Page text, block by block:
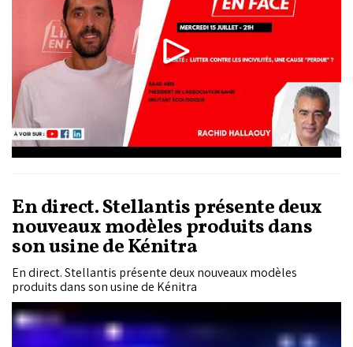
En direct. Stellantis présente deux
nouveaux modèles produits dans
son usine de Kénitra
En direct. Stellantis présente deux nouveaux modèles
produits dans son usine de Kénitra